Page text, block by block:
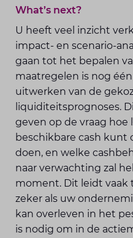
What’s next?
U heeft veel inzicht
impact- en scenario-
gaan tot het bepalen
maatregelen is nog
uitwerken van de
liquiditeitsprognoses.
geven op de vraag
beschikbare cash kunt
doen, en welke
naar verwachting zal
moment. Dit leidt
zeker als uw
kan overleven in het
is nodig om in de